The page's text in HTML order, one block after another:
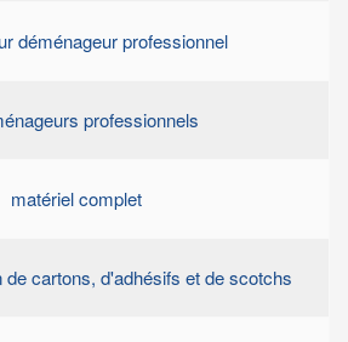
déménageur professionnel
professionnels
matériel complet
de cartons, d'adhésifs et de scotchs